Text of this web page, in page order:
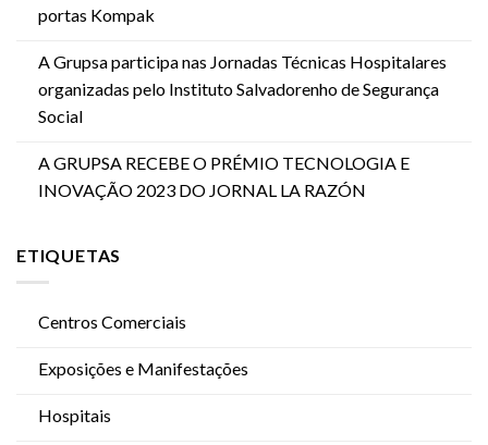
portas Kompak
A Grupsa participa nas Jornadas Técnicas Hospitalares
organizadas pelo Instituto Salvadorenho de Segurança
Social
A GRUPSA RECEBE O PRÉMIO TECNOLOGIA E
INOVAÇÃO 2023 DO JORNAL LA RAZÓN
ETIQUETAS
Centros Comerciais
Exposições e Manifestações
Hospitais